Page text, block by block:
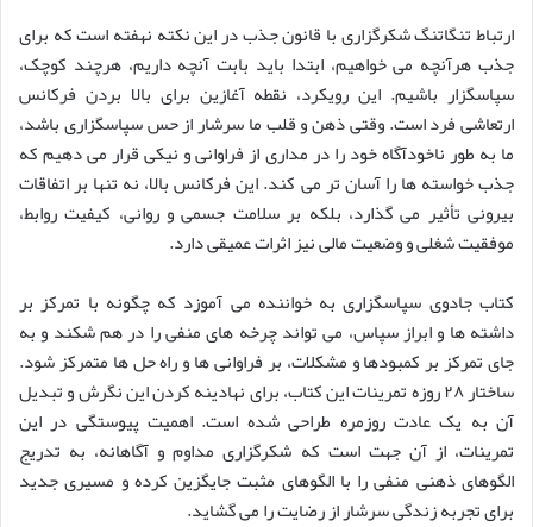
ارتباط تنگاتنگ شکرگزاری با قانون جذب در این نکته نهفته است که برای
جذب هرآنچه می خواهیم، ابتدا باید بابت آنچه داریم، هرچند کوچک،
سپاسگزار باشیم. این رویکرد، نقطه آغازین برای بالا بردن فرکانس
ارتعاشی فرد است. وقتی ذهن و قلب ما سرشار از حس سپاسگزاری باشد،
ما به طور ناخودآگاه خود را در مداری از فراوانی و نیکی قرار می دهیم که
جذب خواسته ها را آسان تر می کند. این فرکانس بالا، نه تنها بر اتفاقات
بیرونی تأثیر می گذارد، بلکه بر سلامت جسمی و روانی، کیفیت روابط،
موفقیت شغلی و وضعیت مالی نیز اثرات عمیقی دارد.
کتاب جادوی سپاسگزاری به خواننده می آموزد که چگونه با تمرکز بر
داشته ها و ابراز سپاس، می تواند چرخه های منفی را در هم شکند و به
جای تمرکز بر کمبودها و مشکلات، بر فراوانی ها و راه حل ها متمرکز شود.
ساختار ۲۸ روزه تمرینات این کتاب، برای نهادینه کردن این نگرش و تبدیل
آن به یک عادت روزمره طراحی شده است. اهمیت پیوستگی در این
تمرینات، از آن جهت است که شکرگزاری مداوم و آگاهانه، به تدریج
الگوهای ذهنی منفی را با الگوهای مثبت جایگزین کرده و مسیری جدید
برای تجربه زندگی سرشار از رضایت را می گشاید.